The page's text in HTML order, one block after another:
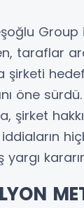
taraflar
şirketi
öne sürdü.
şirket
yargı